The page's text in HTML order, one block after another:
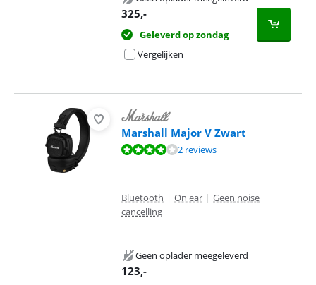
325,-
Geleverd op zondag
Vergelijken
Marshall Major V Zwart
Beoordeling is 8,0 van de 10, gebaseerd op 2 reviews.
2 reviews
Bluetooth | On ear | Geen noise
cancelling
Geen oplader meegeleverd
123,-